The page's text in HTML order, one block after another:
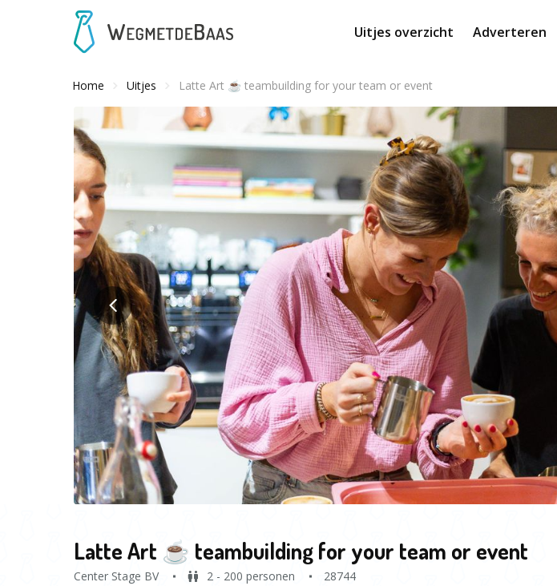
Uitjes overzicht Adverteren
Home Uitjes Latte Art ☕️ teambuilding for your team or event
Latte Art ☕️ teambuilding for your team or event
Center Stage BV 2 - 200 personen 28744